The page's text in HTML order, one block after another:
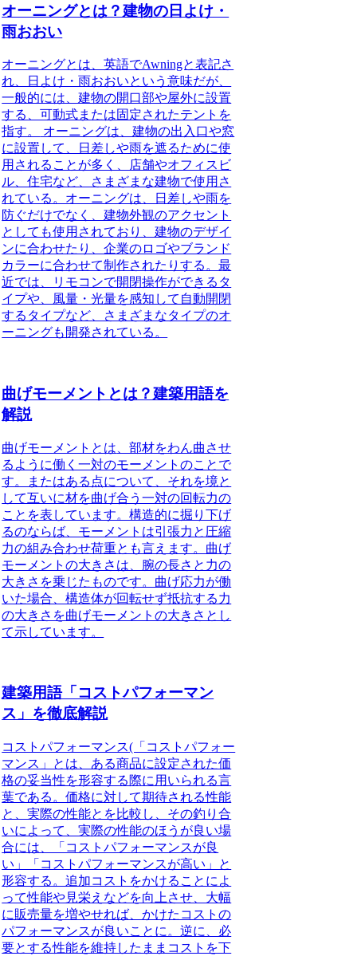
オーニングとは？建物の日よけ・
雨おおい
オーニングとは、英語でAwningと表記さ
れ、日よけ・雨おおいという意味だが、
一般的には、建物の開口部や屋外に設置
する、可動式または固定されたテントを
指す。
オーニングは、建物の出入口や窓
に設置して、日差しや雨を遮るために使
用されることが多く、店舗やオフィスビ
ル、住宅など、さまざまな建物で使用さ
れている。オーニングは、日差しや雨を
防ぐだけでなく、建物外観のアクセント
としても使用されており、建物のデザイ
ンに合わせたり、企業のロゴやブランド
カラーに合わせて制作されたりする。最
近では、リモコンで開閉操作ができるタ
イプや、風量・光量を感知して自動開閉
するタイプなど、さまざまなタイプのオ
ーニングも開発されている。
曲げモーメントとは？建築用語を
解説
曲げモーメントとは 、部材をわん曲させ
るように働く一対のモーメントのことで
す。またはある点について、それを境と
して互いに材を曲げ合う一対の回転力の
ことを表しています。構造的に掘り下げ
るのならば、モーメントは引張力と圧縮
力の組み合わせ荷重とも言えます。曲げ
モーメントの大きさは、腕の長さと力の
大きさを乗じたものです。曲げ応力が働
いた場合、構造体が回転せず抵抗する力
の大きさを曲げモーメントの大きさとし
て示しています。
建築用語「コストパフォーマン
ス」を徹底解説
コストパフォーマンス(「コストパフォー
マンス」とは、ある商品に設定された価
格の妥当性を形容する際に用いられる言
葉である。価格に対して期待される性能
と、実際の性能とを比較し、その釣り合
いによって、実際の性能のほうが良い場
合には、「コストパフォーマンスが良
い」「コストパフォーマンスが高い」と
形容する。追加コストをかけることによ
って性能や見栄えなどを向上させ、大幅
に販売量を増やせれば、かけたコストの
パフォーマンスが良いことに。逆に、必
要とする性能を維持したままコストを下